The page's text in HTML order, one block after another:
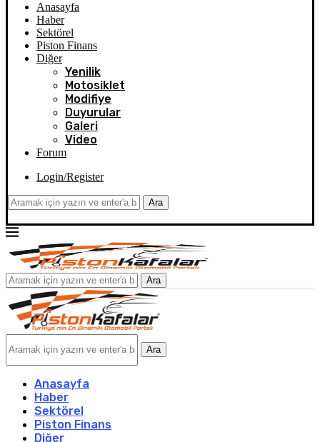
Anasayfa
Haber
Sektörel
Piston Finans
Diğer
Yenilik
Motosiklet
Modifiye
Duyurular
Galeri
Video
Forum
Login/Register
Ara
Ara
Ara
Anasayfa
Haber
Sektörel
Piston Finans
Diğer